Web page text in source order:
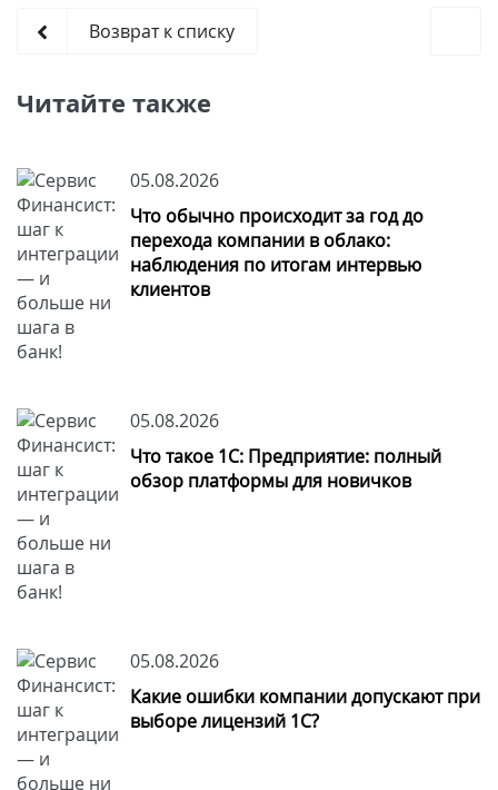
Возврат к списку
Читайте также
05.08.2026
Что обычно происходит за год до
перехода компании в облако:
наблюдения по итогам интервью
клиентов
05.08.2026
Что такое 1С: Предприятие: полный
обзор платформы для новичков
05.08.2026
Какие ошибки компании допускают при
выборе лицензий 1С?